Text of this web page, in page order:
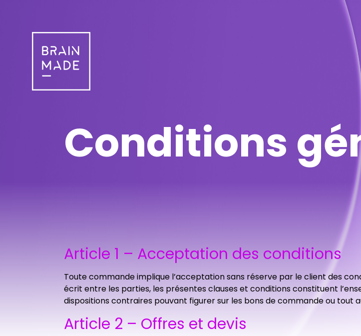
Conditions
Article 1 – Acceptation des conditions
Toute commande implique l’acceptation sans réserve par le client des
écrit entre les parties, les présentes clauses et conditions constituent
dispositions contraires pouvant figurer sur les bons de commande ou tout
Article 2 – Offres et devis